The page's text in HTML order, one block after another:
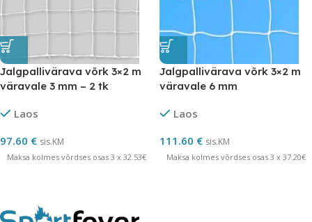
Jalgpallivärava võrk 3×2 m
väravale 3 mm – 2 tk
Laos
97.60 € sis.KM
Maksa kolmes võrdses osas 3 x 32.53€
Jalgpallivärava võrk 3×2 m
väravale 6 mm
Laos
111.60 € sis.KM
Maksa kolmes võrdses osas 3 x 37.20€